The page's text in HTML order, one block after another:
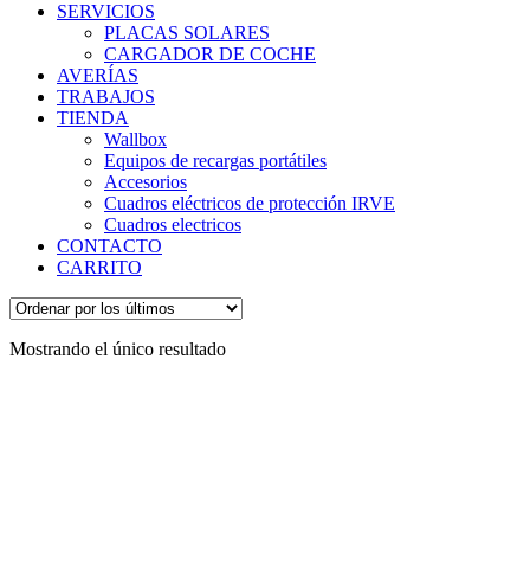
SERVICIOS
PLACAS SOLARES
CARGADOR DE COCHE
AVERÍAS
TRABAJOS
TIENDA
Wallbox
Equipos de recargas portátiles
Accesorios
Cuadros eléctricos de protección IRVE
Cuadros electricos
CONTACTO
CARRITO
Mostrando el único resultado